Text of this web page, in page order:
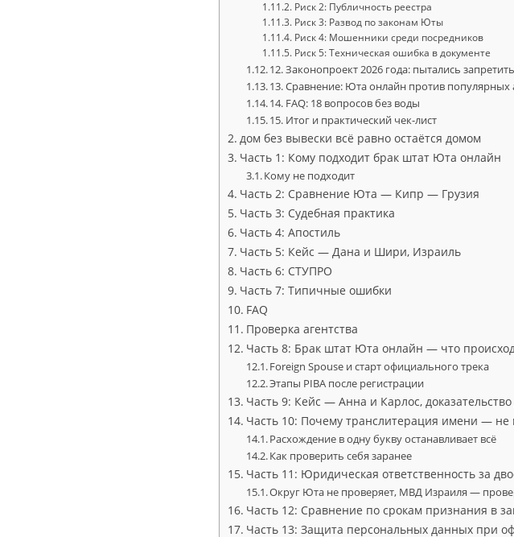
Риск 2: Публичность реестра
Риск 3: Развод по законам Юты
Риск 4: Мошенники среди посредников
Риск 5: Техническая ошибка в документе
12. Законопроект 2026 года: пытались
13. Сравнение: Юта онлайн против популярных
14. FAQ: 18 вопросов без воды
15. Итог и практический чек-лист
дом без вывески всё равно остаётся домом
Часть 1: Кому подходит брак штат Юта онлайн
Кому не подходит
Часть 2: Сравнение Юта — Кипр — Грузия
Часть 3: Судебная практика
Часть 4: Апостиль
Часть 5: Кейс — Дана и Шири, Израиль
Часть 6: СТУПРО
Часть 7: Типичные ошибки
FAQ
Проверка агентства
Часть 8: Брак штат Юта онлайн — что
Foreign Spouse и старт официального трека
Этапы PIBA после регистрации
Часть 9: Кейс — Анна и Карлос, доказательство
Часть 10: Почему транслитерация имени — не
Расхождение в одну букву останавливает всё
Как проверить себя заранее
Часть 11: Юридическая ответственность за
Округ Юта не проверяет, МВД Израиля —
Часть 12: Сравнение по срокам признания в
Часть 13: Защита персональных данных при